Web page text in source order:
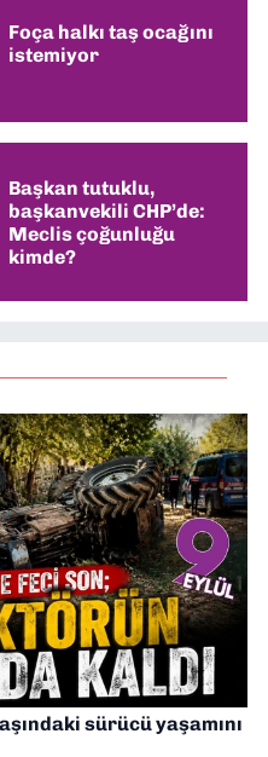
Foça halkı taş ocağını
istemiyor
Başkan tutuklu,
başkanvekili CHP’de:
Meclis çoğunluğu
kimde?
sürücü yaşamını